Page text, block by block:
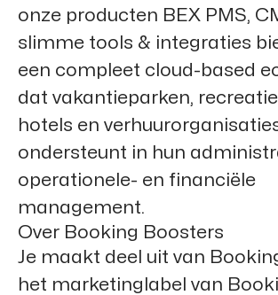
onze producten BEX PMS,
slimme tools & integraties
een compleet cloud-based
dat vakantieparken,
hotels en
ondersteunt in hun
operationele- en financiële
management.
Over Booking Boosters
Je maakt deel uit van
het marketinglabel van